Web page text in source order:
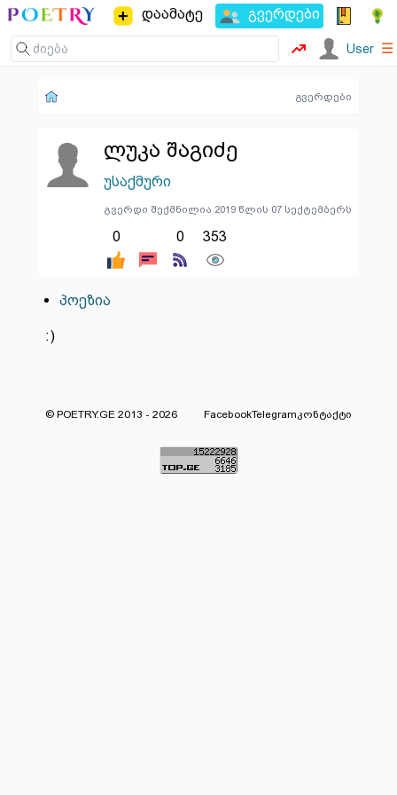
დაამატე გვერდები
User ☰
გვერდები
ლუკა შაგიძე
უსაქმური
გვერდი შექმნილია 2019 წლის 07 სექტემბერს
0 0 353
პოეზია
:)
© POETRY.GE 2013 - 2026 FacebookTelegramკონტაქტი